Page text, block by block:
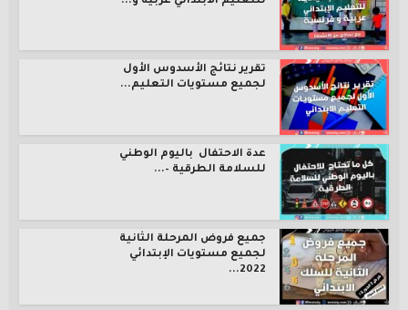
تقرير نتائج الأسدوس الأول
لجميع مستويات التعليم...
عدة الاحتفال باليوم الوطني
للسلامة الطرقية –...
جميع فروض المرحلة الثانية
لجميع مستويات الإبتدائي
2022...